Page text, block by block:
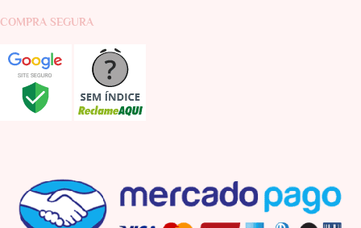
COMPRA SEGURA